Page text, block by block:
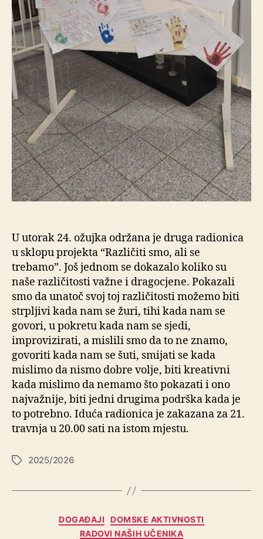
U utorak 24. ožujka održana je druga radionica
u sklopu projekta “Različiti smo, ali se
trebamo”. Još jednom se dokazalo koliko su
naše različitosti važne i dragocjene. Pokazali
smo da unatoč svoj toj različitosti možemo biti
strpljivi kada nam se žuri, tihi kada nam se
govori, u pokretu kada nam se sjedi,
improvizirati, a mislili smo da to ne znamo,
govoriti kada nam se šuti, smijati se kada
mislimo da nismo dobre volje, biti kreativni
kada mislimo da nemamo što pokazati i ono
najvažnije, biti jedni drugima podrška kada je
to potrebno. Iduća radionica je zakazana za 21.
travnja u 20.00 sati na istom mjestu.
2025/2026
DOGAĐAJI
DOMSKE AKTIVNOSTI
RADOVI NAŠIH UČENIKA